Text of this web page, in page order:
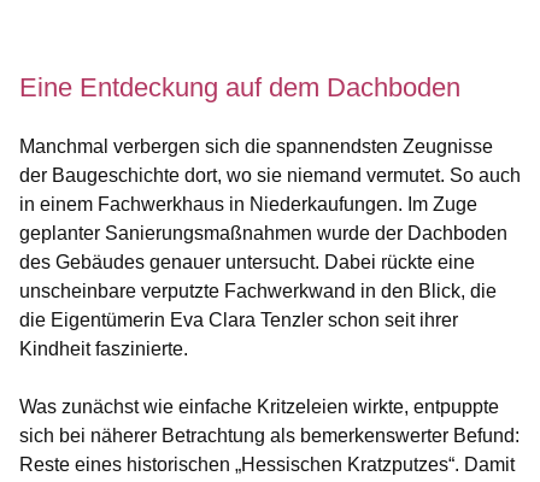
Eine Entdeckung auf dem Dachboden
Manchmal verbergen sich die spannendsten Zeugnisse
der Baugeschichte dort, wo sie niemand vermutet. So auch
in einem Fachwerkhaus in Niederkaufungen. Im Zuge
geplanter Sanierungsmaßnahmen wurde der Dachboden
des Gebäudes genauer untersucht. Dabei rückte eine
unscheinbare verputzte Fachwerkwand in den Blick, die
die Eigentümerin Eva Clara Tenzler schon seit ihrer
Kindheit faszinierte.
Was zunächst wie einfache Kritzeleien wirkte, entpuppte
sich bei näherer Betrachtung als bemerkenswerter Befund:
Reste eines historischen „Hessischen Kratzputzes“. Damit